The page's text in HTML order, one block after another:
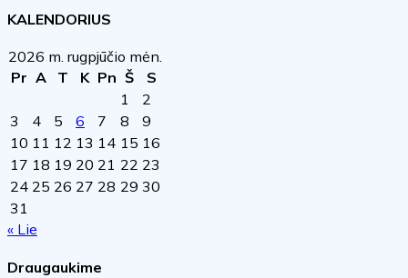
KALENDORIUS
2026 m. rugpjūčio mėn.
Pr A T K Pn Š
S
1
2
3
4 5 6 7 8
9
10 11 12 13 14 15 16
17 18 19 20 21 22 23
24 25 26 27 28 29 30
31
« Lie
Draugaukime